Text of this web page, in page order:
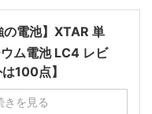
の電池】XTAR 単
ム電池 LC4 レビ
100点】
きを見る